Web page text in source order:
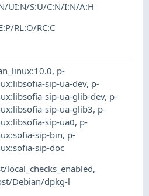
UI:N/S:U/C:N/I:N/A:H
RL:O/RC:C
, p-
sip-ua-dev, p-
sip-ua-glib-dev, p-
sip-ua-glib3, p-
sip-ua0, p-
sip-bin, p-
sip-doc
local_checks_enabled,
Debian/dpkg-l